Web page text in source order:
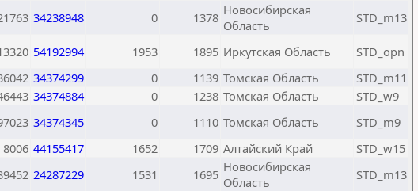
34238948 0 1378 Новосибирская
Область
STD_m13
54192994 1953 1895 Иркутская Область
STD_opn
34374299 0 1139 Томская Область
STD_m11
34374884 0 1238 Томская Область
STD_w9
34374345 0 1110 Томская Область
STD_m9
8006 44155417 1652 1709 Алтайский Край
STD_w15
24287229 1531 1695 Новосибирская
Область
STD_m13